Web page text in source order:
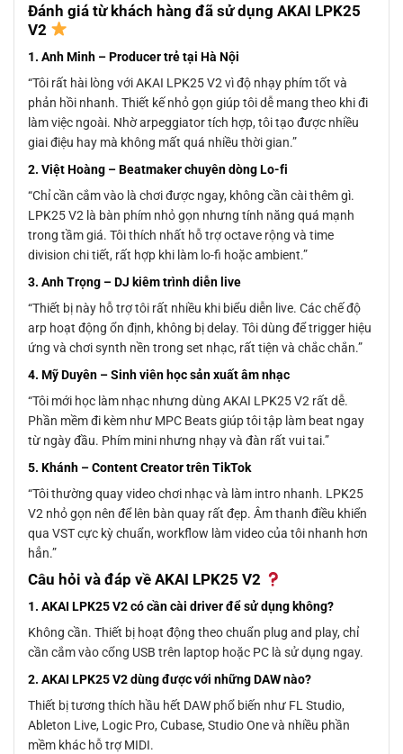
Đánh giá từ khách hàng đã sử dụng AKAI LPK25
V2
1. Anh Minh – Producer trẻ tại Hà Nội
“Tôi rất hài lòng với AKAI LPK25 V2 vì độ nhạy phím tốt và
phản hồi nhanh. Thiết kế nhỏ gọn giúp tôi dễ mang theo khi đi
làm việc ngoài. Nhờ arpeggiator tích hợp, tôi tạo được nhiều
giai điệu hay mà không mất quá nhiều thời gian.”
2. Việt Hoàng – Beatmaker chuyên dòng Lo-fi
“Chỉ cần cắm vào là chơi được ngay, không cần cài thêm gì.
LPK25 V2 là bàn phím nhỏ gọn nhưng tính năng quá mạnh
trong tầm giá. Tôi thích nhất hỗ trợ octave rộng và time
division chi tiết, rất hợp khi làm lo-fi hoặc ambient.”
3. Anh Trọng – DJ kiêm trình diễn live
“Thiết bị này hỗ trợ tôi rất nhiều khi biểu diễn live. Các chế độ
arp hoạt động ổn định, không bị delay. Tôi dùng để trigger hiệu
ứng và chơi synth nền trong set nhạc, rất tiện và chắc chắn.”
4. Mỹ Duyên – Sinh viên học sản xuất âm nhạc
“Tôi mới học làm nhạc nhưng dùng AKAI LPK25 V2 rất dễ.
Phần mềm đi kèm như MPC Beats giúp tôi tập làm beat ngay
từ ngày đầu. Phím mini nhưng nhạy và đàn rất vui tai.”
5. Khánh – Content Creator trên TikTok
“Tôi thường quay video chơi nhạc và làm intro nhanh. LPK25
V2 nhỏ gọn nên để lên bàn quay rất đẹp. Âm thanh điều khiển
qua VST cực kỳ chuẩn, workflow làm video của tôi nhanh hơn
hẳn.”
Câu hỏi và đáp về AKAI LPK25 V2
1. AKAI LPK25 V2 có cần cài driver để sử dụng không?
Không cần. Thiết bị hoạt động theo chuẩn plug and play, chỉ
cần cắm vào cổng USB trên laptop hoặc PC là sử dụng ngay.
2. AKAI LPK25 V2 dùng được với những DAW nào?
Thiết bị tương thích hầu hết DAW phổ biến như FL Studio,
Ableton Live, Logic Pro, Cubase, Studio One và nhiều phần
mềm khác hỗ trợ MIDI.